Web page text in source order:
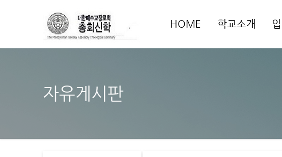
HOME 학교소개
자유게시판